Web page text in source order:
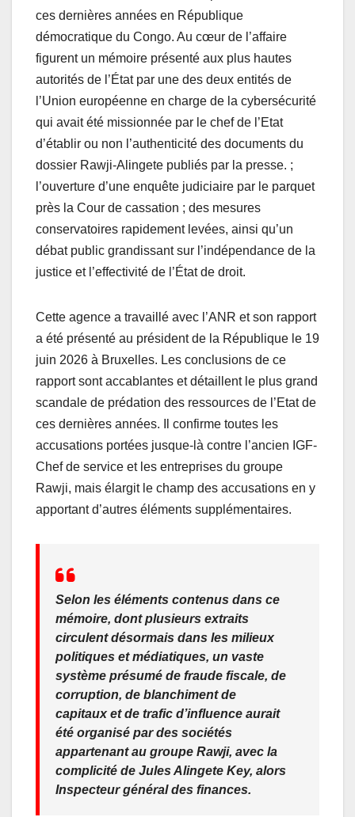
e
b
o
o
k
er
s
A
p
p
g
er
ces dernières années en République
démocratique du Congo. Au cœur de l’affaire
figurent un mémoire présenté aux plus hautes
autorités de l’État par une des deux entités de
l’Union européenne en charge de la cybersécurité
qui avait été missionnée par le chef de l’Etat
d’établir ou non l’authenticité des documents du
dossier Rawji-Alingete publiés par la presse. ;
l’ouverture d’une enquête judiciaire par le parquet
près la Cour de cassation ; des mesures
conservatoires rapidement levées, ainsi qu’un
débat public grandissant sur l’indépendance de la
justice et l’effectivité de l’État de droit.
Cette agence a travaillé avec l’ANR et son rapport
a été présenté au président de la République le 19
juin 2026 à Bruxelles. Les conclusions de ce
rapport sont accablantes et détaillent le plus grand
scandale de prédation des ressources de l’Etat de
ces dernières années. Il confirme toutes les
accusations portées jusque-là contre l’ancien IGF-
Chef de service et les entreprises du groupe
Rawji, mais élargit le champ des accusations en y
apportant d’autres éléments supplémentaires.
Selon les éléments contenus dans ce
mémoire, dont plusieurs extraits
circulent désormais dans les milieux
politiques et médiatiques, un vaste
système présumé de fraude fiscale, de
corruption, de blanchiment de
capitaux et de trafic d’influence aurait
été organisé par des sociétés
appartenant au groupe Rawji, avec la
complicité de Jules Alingete Key, alors
Inspecteur général des finances.